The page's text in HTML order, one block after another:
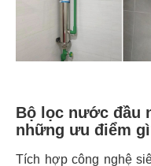
Bộ lọc nước đầu
những ưu điểm
Tích hợp công nghệ